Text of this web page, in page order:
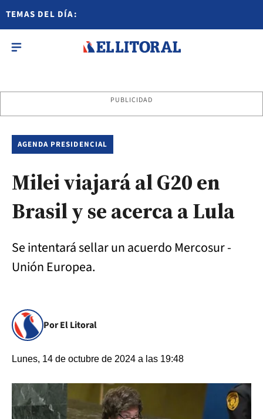
TEMAS DEL DÍA:
PUBLICIDAD
AGENDA PRESIDENCIAL
Milei viajará al G20 en
Brasil y se acerca a Lula
Se intentará sellar un acuerdo Mercosur -
Unión Europea.
Por El Litoral
Lunes, 14 de octubre de 2024 a las 19:48